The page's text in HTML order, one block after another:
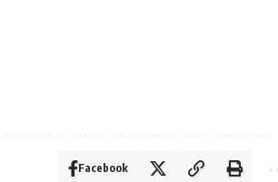
Facebook